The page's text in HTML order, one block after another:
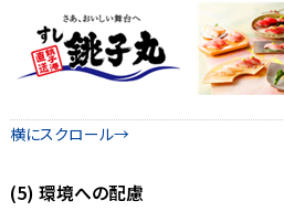
(5) 環境への配慮